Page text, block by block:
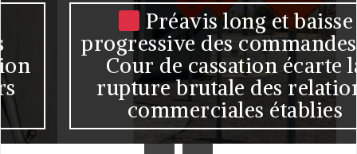
Préavis long et baisse
progressive des commandes : la
Cour de cassation écarte la
rupture brutale des relations
commerciales établies